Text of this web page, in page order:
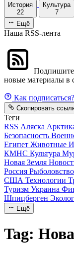
История
22
Культура
7
Ещё
Наша RSS-лента
новые материалы в
Как подписаться?
Скопировать
Теги
RSS Аляска
Безопасность
Египет Животные
КМНС Культура
Новая Земля
Россия Рыболовство
США Технологии
Туризм Украина
Шпицберген
Ещё
Tag: